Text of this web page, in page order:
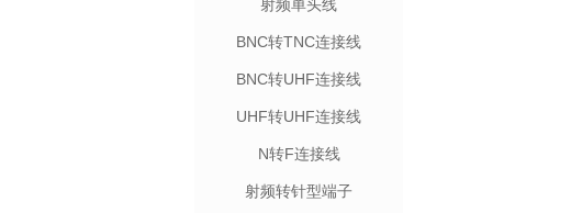
射频单头线
BNC转TNC连接线
BNC转UHF连接线
UHF转UHF连接线
N转F连接线
射频转针型端子